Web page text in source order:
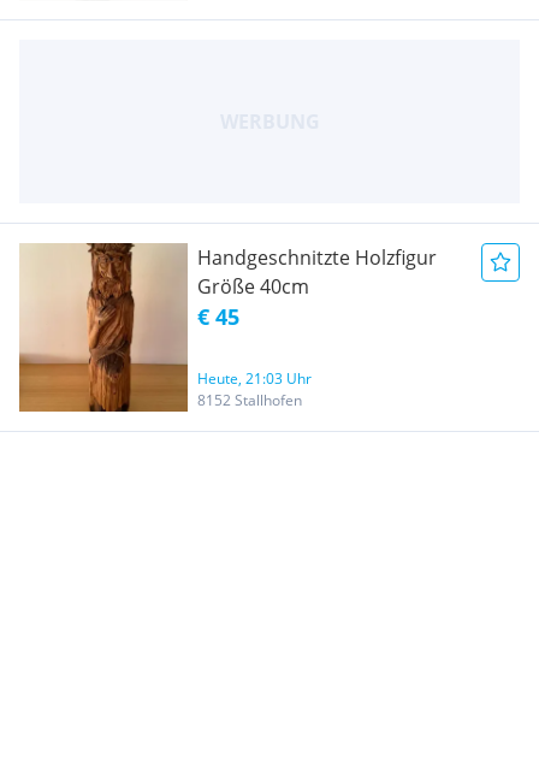
Handgeschnitzte Holzfigur
Größe 40cm
€ 45
Heute, 21:03 Uhr
8152 Stallhofen